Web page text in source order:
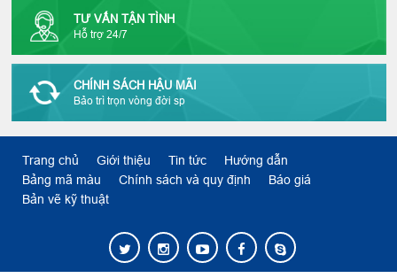
TƯ VẤN TẬN TÌNH
Hỗ trợ 24/7
CHÍNH SÁCH HẬU MÃI
Bảo trì trọn vòng đời sp
Trang chủ Giới thiệu Tin tức
Hướng dẫn
Bảng mã màu
Chính sách và quy định
Báo giá
Bản vẽ kỹ thuật